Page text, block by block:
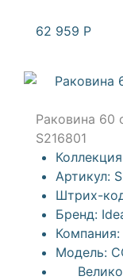
62 959 Р
Раковина 60
S216801
Артикул:
Штрих-
Бренд:
Компания:
Модель: